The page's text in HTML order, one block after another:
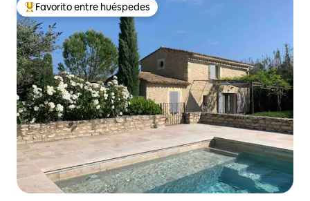
Favorito entre huéspedes preferido
Favorito entre huéspedes